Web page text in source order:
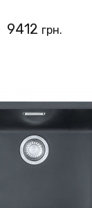
9412 грн.